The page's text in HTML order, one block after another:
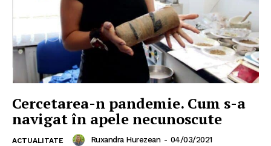
Cercetarea-n pandemie. Cum s-a
navigat în apele necunoscute
ACTUALITATE Ruxandra Hurezean - 04/03/2021